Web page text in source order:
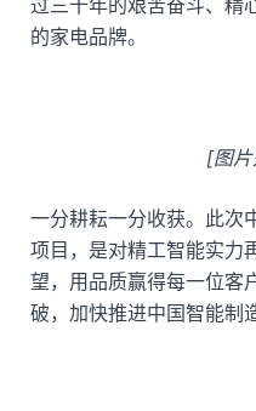
过三十年的艰苦奋斗、精
的家电品牌。
[图
一分耕耘一分收获。此次
项目，是对精工智能实力
望，用品质赢得每一位客
破，加快推进中国智能制